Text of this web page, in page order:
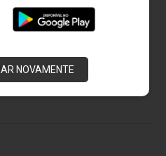
NOVAMENTE
Marcinho , 27-Zé Ivaldo ,
Anjos , 92-Pablo